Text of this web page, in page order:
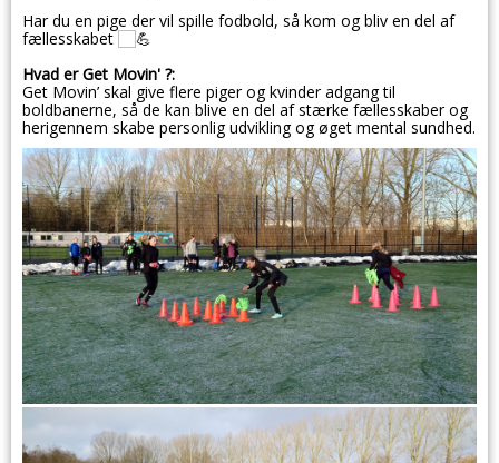
Hardu en pige der vil spille fodbold, så kom og bliv en del af
fællesskabet
Hvad er Get Movin' ?:
Get Movin’ skal give flere piger og kvinder adgang til
boldbanerne, så de kan blive en del af stærke fællesskaber og
herigennem skabe personlig udvikling og øget mental sundhed.